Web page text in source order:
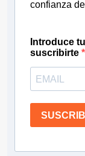
confianza
Introduce
suscribirte